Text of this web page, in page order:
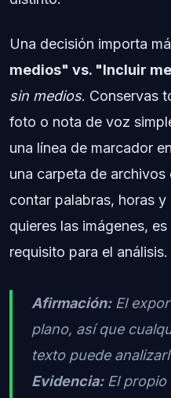
Una decisión importa
medios" vs. "Incluir
sin medios. Conservas
foto o nota de voz
una línea de marcador
una carpeta de archivos
contar palabras, horas
quieres las imágenes,
requisito para el análisis.
Afirmación:El
plano, así que
texto puede
Evidencia:El propio